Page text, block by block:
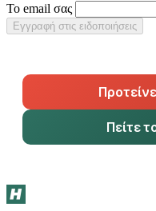
Το email σας
Εγγραφή στις ειδοποιήσεις
Πείτε